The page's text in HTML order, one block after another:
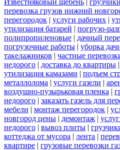
Известняковый щебень | грузчики
перевозка грузов нижний
перегородок | услуги рабочих |
утилизация батарей | погрузо-
полипропиленовые | дачный
погрузочные работы | уборка
такелажников | частные
недорого | доставка до квартиры |
утилизация камазами | подъем
металлолома | услуги газели |
воздушно-пузырьковая пленка |
недорого | заказать газель для
мебели | монтаж перегородок |
новгород цены | демонтаж |
недорого | вывоз плиты |
коттеджа от мусора | лента |
квартире | грузовые перевозки